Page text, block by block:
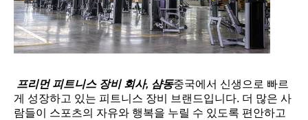
프리먼 피트니스 장비 회사, 샴동중국에서 신생으로 빠르
게 성장하고 있는 피트니스 장비 브랜드입니다. 더 많은 사
람들이 스포츠의 자유와 행복을 누릴 수 있도록 편안하고